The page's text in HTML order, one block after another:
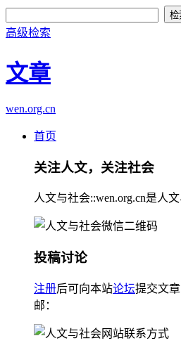
高级检索
文章
wen.org.cn
首页
关注人文，关注社会
人文与社会::wen.org.cn是人
投稿讨论
注册后可向本站论坛提交文
邮：